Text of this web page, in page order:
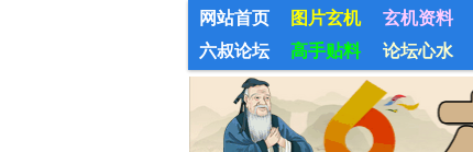
网站首页 图片玄机 玄机资料
六叔论坛
高手贴料 论坛心水